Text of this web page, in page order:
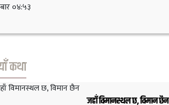
०४:५३
कथा
जहाँ विमानस्थल छ, विमान छैन